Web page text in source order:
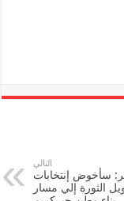
التالي
سأخوض إنتخابات
الثورة إلي مسار